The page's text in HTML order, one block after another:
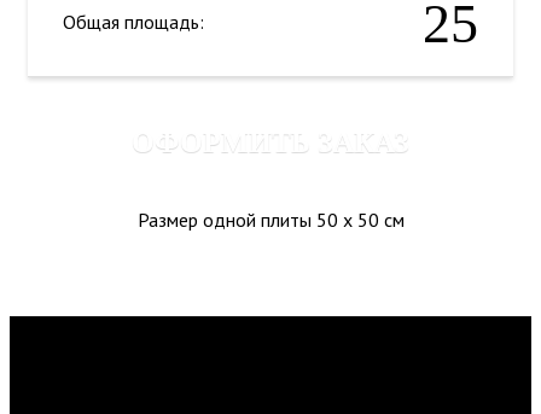
Общая площадь: 25
ОФОРМИТЬ ЗАКАЗ
Размер одной плиты 50 x 50 см